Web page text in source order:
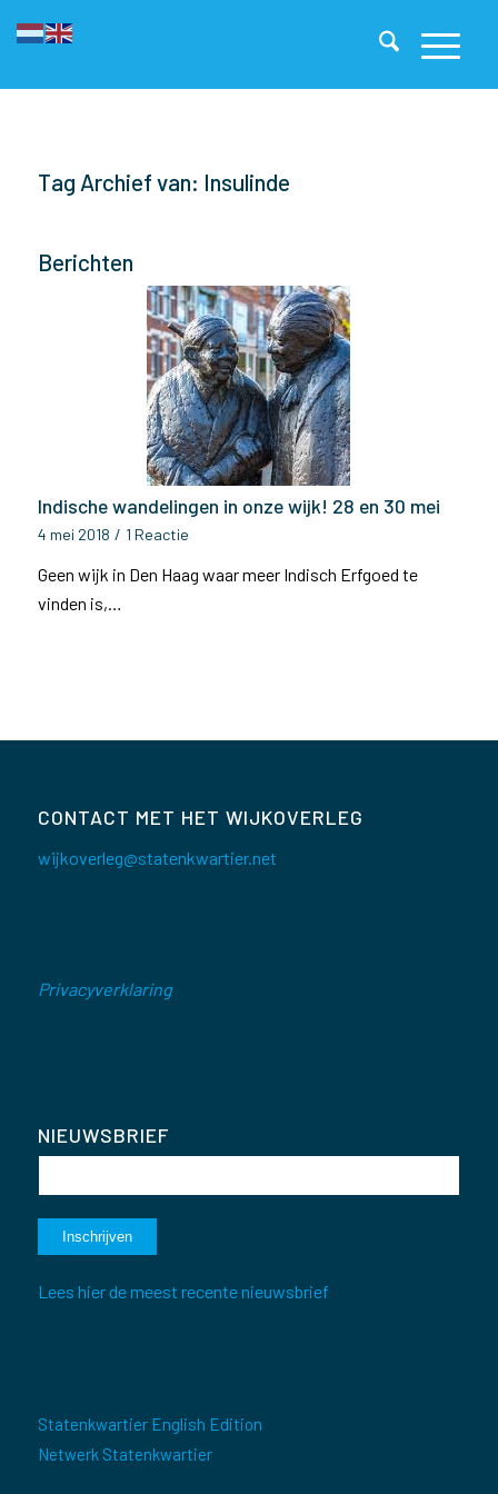
Tag Archief van: Insulinde
Berichten
Indische wandelingen in onze wijk! 28 en 30 mei
4 mei 2018 / 1 Reactie
Geen wijk in Den Haag waar meer Indisch Erfgoed te
vinden is,…
CONTACT MET HET WIJKOVERLEG
wijkoverleg@statenkwartier.net
Privacyverklaring
NIEUWSBRIEF
Lees hier de meest recente nieuwsbrief
Statenkwartier English Edition
Netwerk Statenkwartier